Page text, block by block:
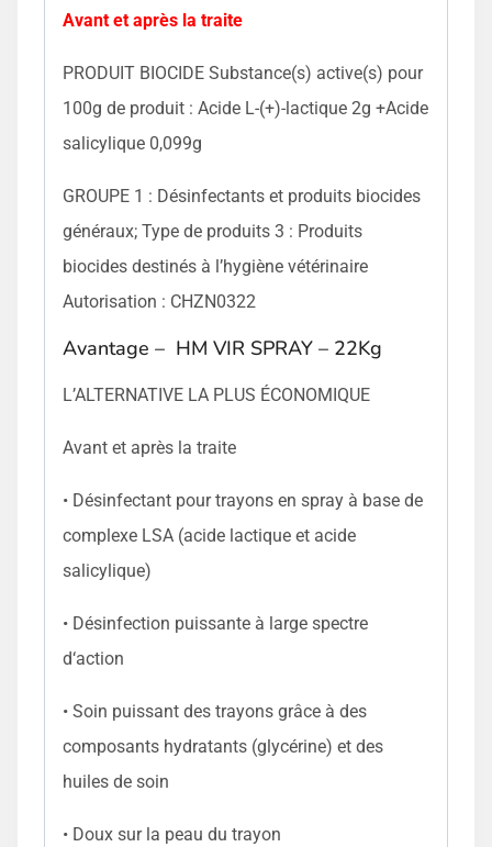
Avant et après la traite
PRODUIT BIOCIDE Substance(s) active(s) pour
100g de produit : Acide L-(+)-lactique 2g +Acide
salicylique 0,099g
GROUPE 1 : Désinfectants et produits biocides
généraux; Type de produits 3 : Produits
biocides destinés à l’hygiène vétérinaire
Autorisation : CHZN0322
Avantage – HM VIR SPRAY – 22Kg
L’ALTERNATIVE LA PLUS ÉCONOMIQUE
Avant et après la traite
• Désinfectant pour trayons en spray à base de
complexe LSA (acide lactique et acide
salicylique)
• Désinfection puissante à large spectre
d‘action
• Soin puissant des trayons grâce à des
composants hydratants (glycérine) et des
huiles de soin
• Doux sur la peau du trayon